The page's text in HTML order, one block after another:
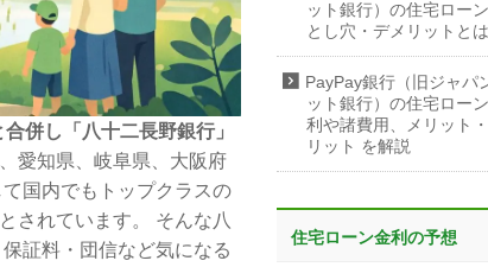
併し「八十二長野銀行」
愛知県、岐阜県、大阪府
国内でもトップクラスの
されています。 そんな八
証料・団信など気になる
ット銀行）の住宅ロー
とし穴・デメリットと
PayPay銀行（旧ジャパ
ット銀行）の住宅ロー
利や諸費用、メリット
リット を解説
住宅ローン金利の予想